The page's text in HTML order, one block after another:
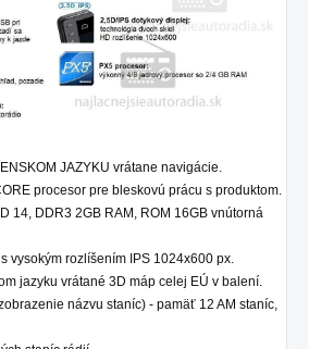
JAZYKU vrátane navigácie.
procesor pre bleskovú prácu s produktom.
14, DDR3 2GB RAM, ROM 16GB vnútorná
vysokým rozlíšením IPS 1024x600 px.
jazyku vrátané 3D máp celej EÚ v balení.
názvu staníc) - pamäť 12 AM staníc,